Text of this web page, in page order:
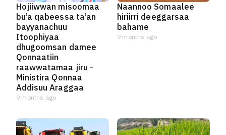
Hojiiwwan misoomaa
bu’a qabeessa ta’an
bayyanachuu
Itoophiyaa
dhugoomsan damee
Qonnaatiin
raawwatamaa jiru -
Ministira Qonnaa
Addisuu Araggaa
9 months ago
Naannoo Somaalee
hiriirri deeggarsaa
bahame
9 months ago